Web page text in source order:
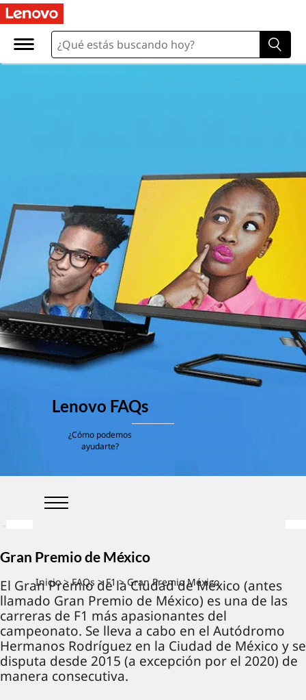
Inicio>FAQs> F1> Gran Premio México
Lenovo FAQs
¿Cómo podemos
ayudarte?
Gran Premio de México
El Gran Premio de la Ciudad de México (antes
llamado Gran Premio de México) es una de las
carreras de F1 más apasionantes del
campeonato. Se lleva a cabo en el Autódromo
Hermanos Rodríguez en la Ciudad de México y se
disputa desde 2015 (a excepción por el 2020) de
manera consecutiva.